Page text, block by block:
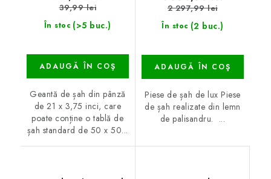
În stoc (>5 buc.)
39,99 lei
ADAUGĂ ÎN COŞ
Geantă de șah din pânză
de 21 x 3,75 inci, care
poate conține o tablă de
șah standard de 50 x 50...
În stoc (2 buc.)
2 297,99 lei
ADAUGĂ ÎN COŞ
Piese de șah de lux Piese
de șah realizate din lemn
de palisandru. ...